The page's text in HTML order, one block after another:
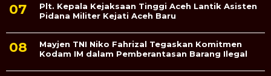
Plt. Kepala Kejaksaan Tinggi Aceh Lantik Asisten
Pidana Militer Kejati Aceh Baru
Mayjen TNI Niko Fahrizal Tegaskan Komitmen
Kodam IM dalam Pemberantasan Barang Ilegal